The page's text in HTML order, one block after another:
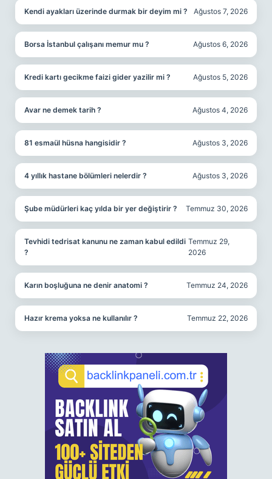
Kendi ayakları üzerinde durmak bir deyim mi ? Ağustos 7, 2026
Borsa İstanbul çalışanı memur mu ? Ağustos 6, 2026
Kredi kartı gecikme faizi gider yazilir mi ? Ağustos 5, 2026
Avar ne demek tarih ? Ağustos 4, 2026
81 esmaül hüsna hangisidir ? Ağustos 3, 2026
4 yıllık hastane bölümleri nelerdir ? Ağustos 3, 2026
Şube müdürleri kaç yılda bir yer değiştirir ? Temmuz 30, 2026
Tevhidi tedrisat kanunu ne zaman kabul edildi
?
Temmuz 29,
2026
Karın boşluğuna ne denir anatomi ? Temmuz 24, 2026
Hazır krema yoksa ne kullanılır ? Temmuz 22, 2026